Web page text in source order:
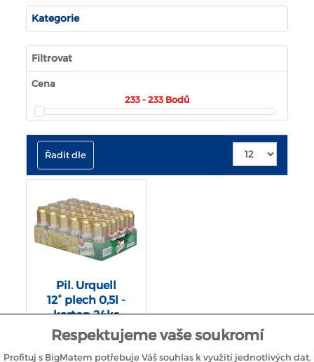
Kategorie
Filtrovat
Cena
233 - 233 Bodů
Řadit dle
Pil. Urquell
12° plech 0,5l -
karton 24ks
Respektujeme vaše soukromí
Profituj s BigMatem potřebuje Váš souhlas k využití jednotlivých dat,